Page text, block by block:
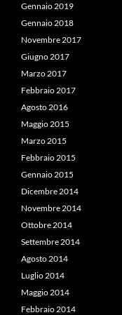
Gennaio 2019
Gennaio 2018
Novembre 2017
Giugno 2017
Marzo 2017
Febbraio 2017
Agosto 2016
Maggio 2015
Marzo 2015
Febbraio 2015
Gennaio 2015
Dicembre 2014
Novembre 2014
Ottobre 2014
Settembre 2014
Agosto 2014
Luglio 2014
Maggio 2014
Febbraio 2014